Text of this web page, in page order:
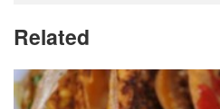
Related